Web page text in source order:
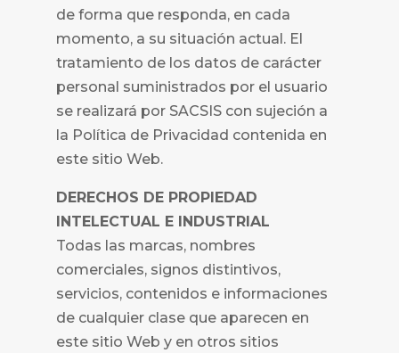
de forma que responda, en cada
momento, a su situación actual. El
tratamiento de los datos de carácter
personal suministrados por el usuario
se realizará por SACSIS con sujeción a
la Política de Privacidad contenida en
este sitio Web.
DERECHOS DE PROPIEDAD
INTELECTUAL E INDUSTRIAL
Todas las marcas, nombres
comerciales, signos distintivos,
servicios, contenidos e informaciones
de cualquier clase que aparecen en
este sitio Web y en otros sitios